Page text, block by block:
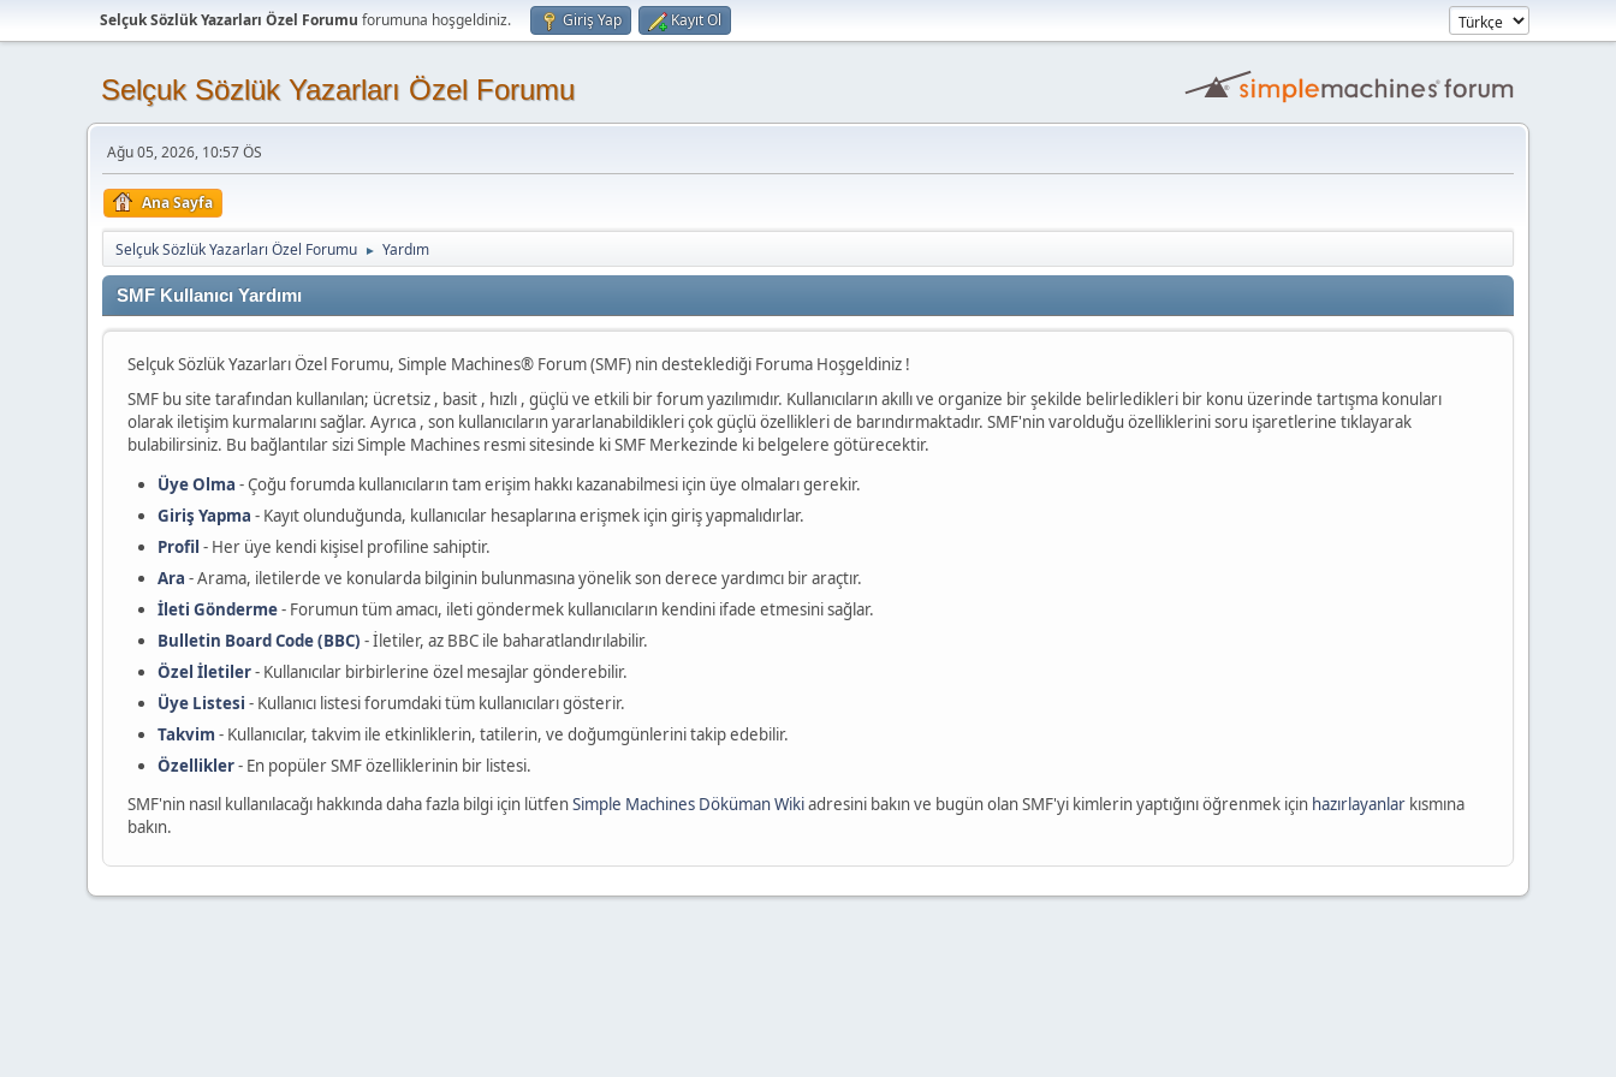
Selçuk Sözlük Yazarları Özel Forumu forumuna hoşgeldiniz. Giriş Yap Kayıt Ol
Selçuk Sözlük Yazarları Özel Forumu
Ağu 05, 2026, 10:57 ÖS
Ana Sayfa
Selçuk Sözlük Yazarları Özel Forumu ► Yardım
SMF Kullanıcı Yardımı
Selçuk Sözlük Yazarları Özel Forumu, Simple Machines® Forum (SMF) nin desteklediği Foruma Hoşgeldiniz !
SMF bu site tarafından kullanılan; ücretsiz , basit , hızlı , güçlü ve etkili bir forum yazılımıdır. Kullanıcıların akıllı ve organize bir şekilde belirledikleri bir konu üzerinde tartışma konuları
olarak iletişim kurmalarını sağlar. Ayrıca , son kullanıcıların yararlanabildikleri çok güçlü özellikleri de barındırmaktadır. SMF'nin varolduğu özelliklerini soru işaretlerine tıklayarak
bulabilirsiniz. Bu bağlantılar sizi Simple Machines resmi sitesinde ki SMF Merkezinde ki belgelere götürecektir.
Üye Olma - Çoğu forumda kullanıcıların tam erişim hakkı kazanabilmesi için üye olmaları gerekir.
Giriş Yapma - Kayıt olunduğunda, kullanıcılar hesaplarına erişmek için giriş yapmalıdırlar.
Profil - Her üye kendi kişisel profiline sahiptir.
Ara - Arama, iletilerde ve konularda bilginin bulunmasına yönelik son derece yardımcı bir araçtır.
İleti Gönderme- Forumun tüm amacı, ileti göndermek kullanıcıların kendini ifade etmesini sağlar.
Bulletin Board Code (BBC) - İletiler, az BBC ile baharatlandırılabilir.
Özel İletiler- Kullanıcılar birbirlerine özel mesajlar gönderebilir.
Üye Listesi - Kullanıcı listesi forumdaki tüm kullanıcıları gösterir.
Takvim - Kullanıcılar, takvim ile etkinliklerin, tatilerin, ve doğumgünlerini takip edebilir.
Özellikler- En popüler SMF özelliklerinin bir listesi.
SMF'nin nasıl kullanılacağı hakkında daha fazla bilgi için lütfenSimple Machines Döküman Wikiadresini bakın ve bugün olan SMF'yi kimlerin yaptığını öğrenmek için hazırlayanlar kısmına
bakın.